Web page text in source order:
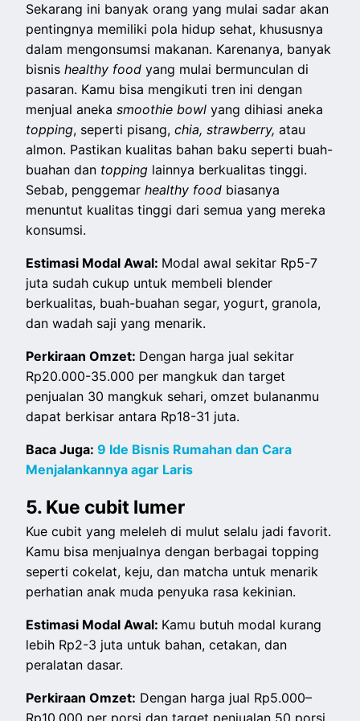
Sekarang ini banyak orang yang mulai sadar akan
pentingnya memiliki pola hidup sehat, khususnya
dalam mengonsumsi makanan. Karenanya, banyak
bisnishealthy foodyang mulai bermunculan di
pasaran. Kamu bisa mengikuti tren ini dengan
menjual anekasmoothie bowlyang dihiasi aneka
topping, seperti pisang,chia, strawberry,atau
almon. Pastikan kualitas bahan baku seperti buah-
buahan dan topping lainnya berkualitas tinggi.
Sebab, penggemarhealthy food biasanya
menuntut kualitas tinggi dari semua yang mereka
konsumsi.
Estimasi Modal Awal: Modal awal sekitar Rp5-7
juta sudah cukup untuk membeli blender
berkualitas, buah-buahan segar, yogurt, granola,
dan wadah saji yang menarik.
Perkiraan Omzet: Dengan harga jual sekitar
Rp20.000-35.000 per mangkuk dan target
penjualan 30 mangkuk sehari, omzet bulananmu
dapat berkisar antara Rp18-31 juta.
Baca Juga:9 Ide Bisnis Rumahan dan Cara
Menjalankannya agar Laris
5. Kue cubit lumer
Kue cubit yang meleleh di mulut selalu jadi favorit.
Kamu bisa menjualnya dengan berbagai topping
seperti cokelat, keju, dan matcha untuk menarik
perhatian anak muda penyuka rasa kekinian.
Estimasi Modal Awal: Kamu butuh modal kurang
lebih Rp2-3 juta untuk bahan, cetakan, dan
peralatan dasar.
Perkiraan Omzet: Dengan harga jual Rp5.000–